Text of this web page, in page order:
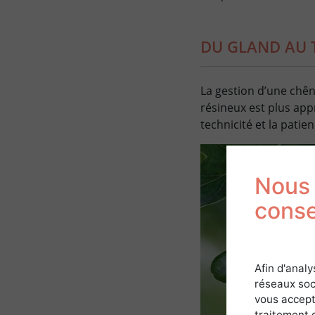
DU GLAND AU
La gestion d’une
résineux est plus
technicité et la
Afin
réseaux
vous